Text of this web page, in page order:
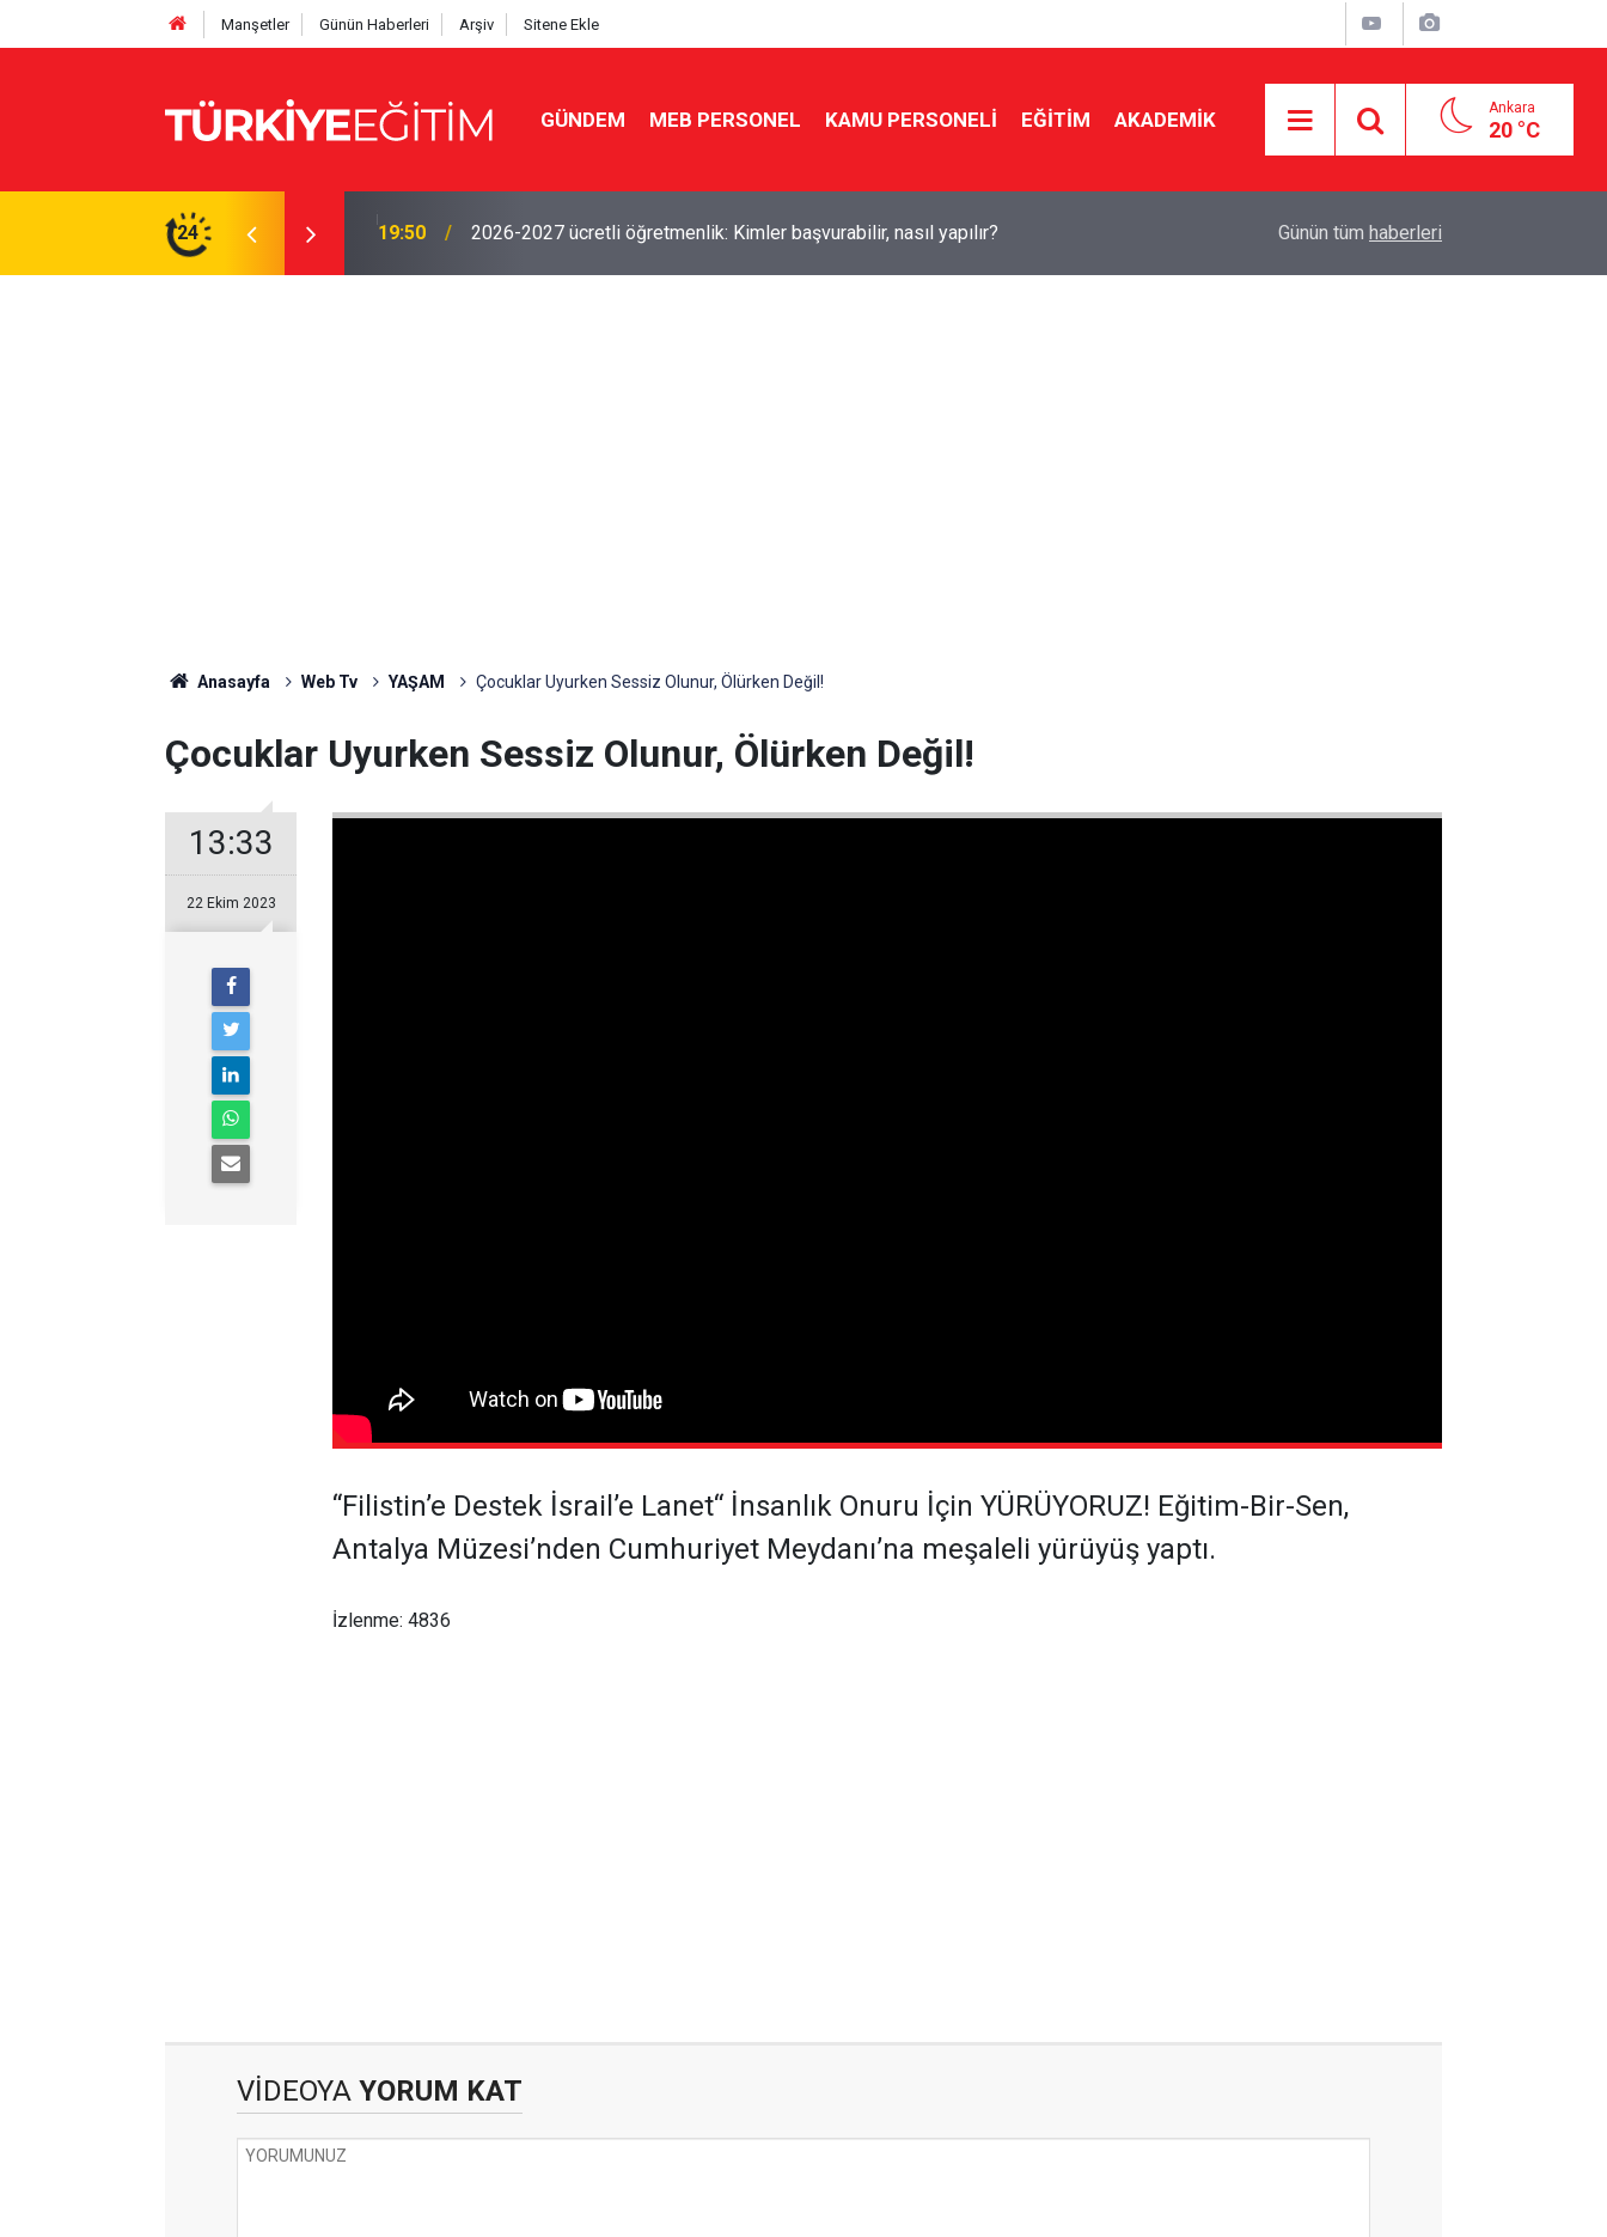
Manşetler Günün Haberleri Arşiv Sitene Ekle
GÜNDEM MEB PERSONEL KAMU PERSONELİ EĞİTİM AKADEMİK Ankara
20 °C
24
Ödenek modülü açılmadı, Okul müdürleri
19:50 2026-2027 ücretli öğretmenlik: Kimler başvurabilir, nasıl yapılır? Ücretli öğretmenlere kadro yok! Bakan Tekin
Günün tüm haberleri
Anasayfa Web Tv YAŞAM Çocuklar Uyurken Sessiz Olunur, Ölürken Değil!
Çocuklar Uyurken Sessiz Olunur, Ölürken Değil!
13:33
22 Ekim 2023
“Filistin’e Destek İsrail’e Lanet“ İnsanlık Onuru İçin YÜRÜYORUZ! Eğitim-Bir-Sen,
Antalya Müzesi’nden Cumhuriyet Meydanı’na meşaleli yürüyüş yaptı.
İzlenme: 4836
VİDEOYA YORUM KAT